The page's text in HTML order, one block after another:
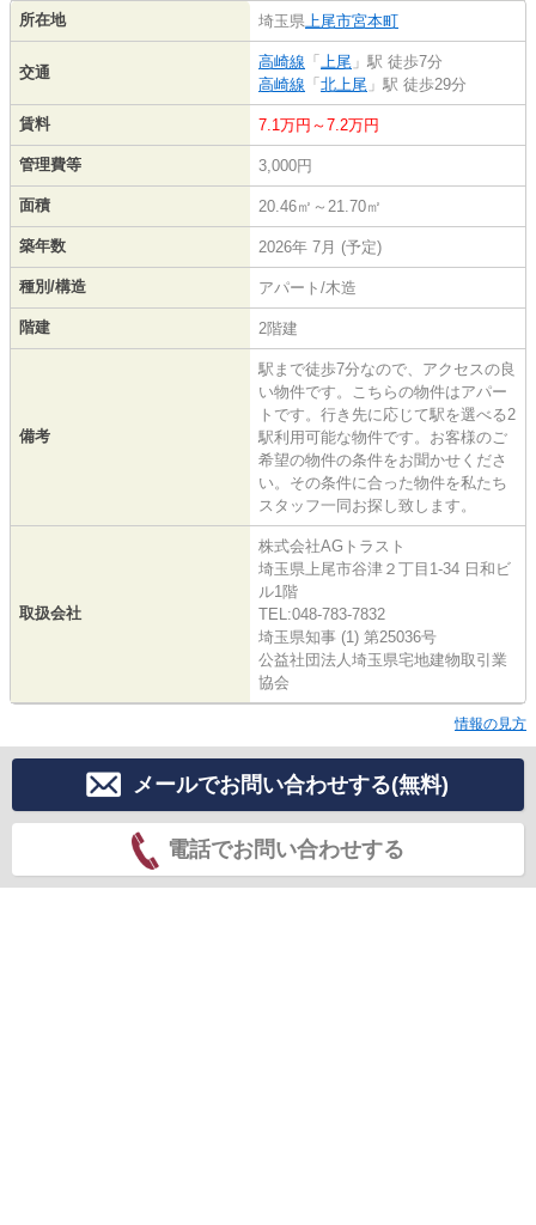
所在地 埼玉県 上尾市宮本町
交通
高崎線 「 上尾 」駅 徒歩7分
高崎線 「 北上尾 」駅 徒歩29分
賃料 7.1万円～7.2万円
管理費等 3,000円
面積 20.46㎡～21.70㎡
築年数 2026年 7月 (予定)
種別/構造 アパート/木造
階建 2階建
備考
駅まで徒歩7分なので、アクセスの良
い物件です。こちらの物件はアパー
トです。行き先に応じて駅を選べる2
駅利用可能な物件です。お客様のご
希望の物件の条件をお聞かせくださ
い。その条件に合った物件を私たち
スタッフ一同お探し致します。
取扱会社
株式会社AGトラスト
埼玉県上尾市谷津２丁目1-34 日和ビ
ル1階
TEL:048-783-7832
埼玉県知事 (1) 第25036号
公益社団法人埼玉県宅地建物取引業
協会
情報の見方
メールでお問い合わせする(無料)
電話でお問い合わせする